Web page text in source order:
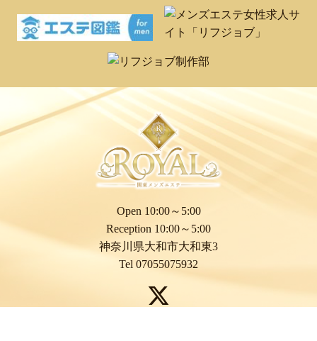
Open 10:00～5:00
Reception 10:00～5:00
神奈川県大和市大和東3
Tel 07055075932